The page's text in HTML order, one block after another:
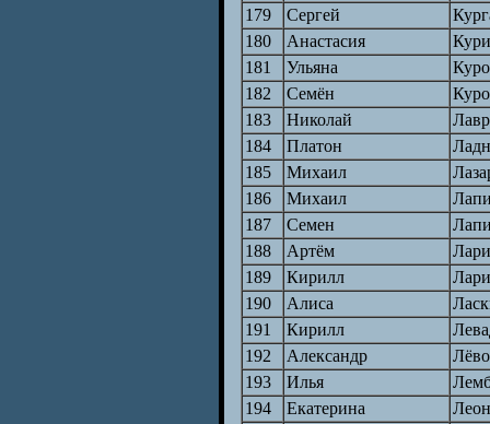
179 Сергей
180
Анастасия
181
Ульяна
182
Семён
183
Николай
184
Платон
185
Михаил
186
Михаил
187
Семен
188
Артём
189
Кирилл
190
Алиса
191
Кирилл
192
Александр
193
Илья
194
Екатерина